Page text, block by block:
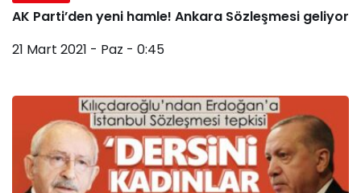
AK Parti’den yeni hamle! Ankara Sözleşmesi geliyor
21 Mart 2021 - Paz - 0:45